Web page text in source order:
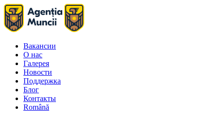
Вакансии
О нас
Галерея
Новости
Поддержка
Блог
Контакты
Română